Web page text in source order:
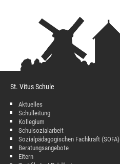
St. Vitus Schule
Aktuelles
Schulleitung
Kollegium
Schulsozialarbeit
Sozialpädagogischen Fachkraft (SOFA)
Beratungsangebote
Eltern